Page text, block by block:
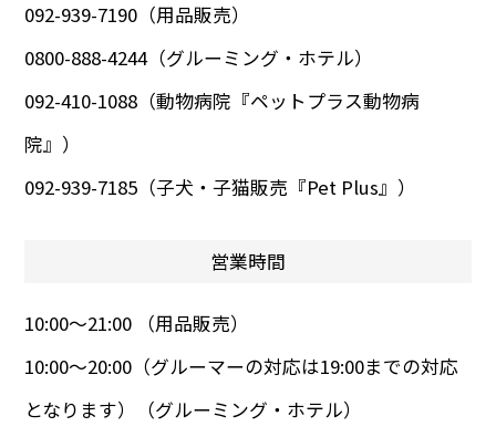
092-939-7190（用品販売）
0800-888-4244（グルーミング・ホテル）
092-410-1088（動物病院『ペットプラス動物病
院』）
092-939-7185（子犬・子猫販売『Pet Plus』）
営業時間
10:00～21:00 （用品販売）
10:00～20:00（グルーマーの対応は19:00までの対応
となります）（グルーミング・ホテル）